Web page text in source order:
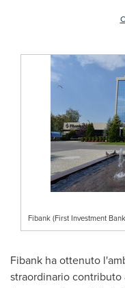
Fibank (First Investment
Fibank ha ottenuto
straordinario